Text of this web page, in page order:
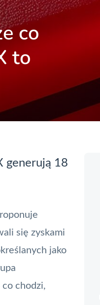
co
to
generują 18
się zyskami
jako
chodzi,